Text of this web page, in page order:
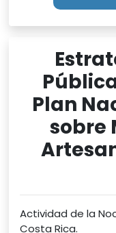
Plan
sobre
Actividad de la
Costa Rica.